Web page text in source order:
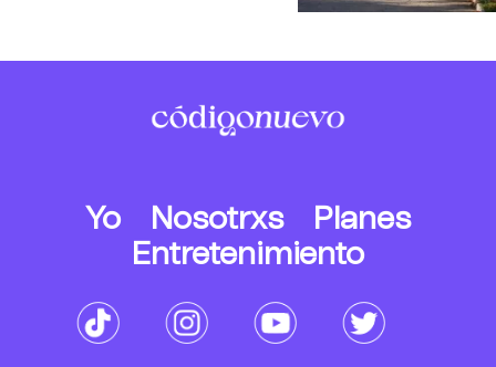
Yo Nosotrxs
Planes
Entretenimiento